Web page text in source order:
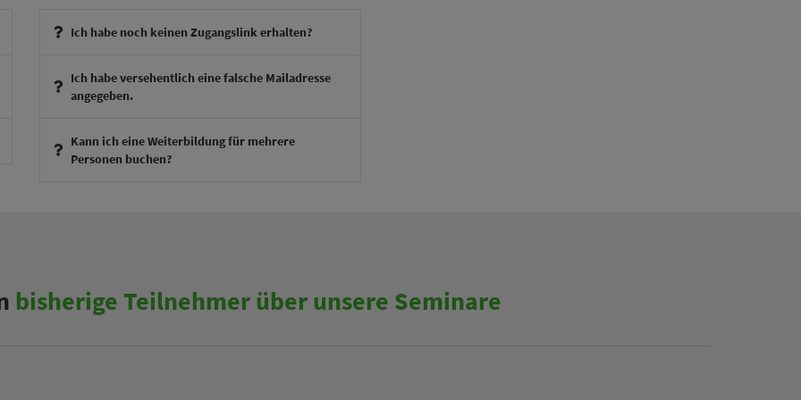
Ich habe noch keinen Zugangslink erhalten?
therapieexperte@theraphysia.de
Ich habe versehentlich eine falsche Mailadresse
angegeben.
Kann ich eine Weiterbildung für mehrere
Personen buchen?
bisherige Teilnehmer über unsere Seminare